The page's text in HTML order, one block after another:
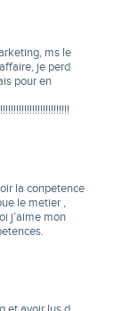
ms le
je perd
pour en
la conpetence
le metier ,
j’aime mon